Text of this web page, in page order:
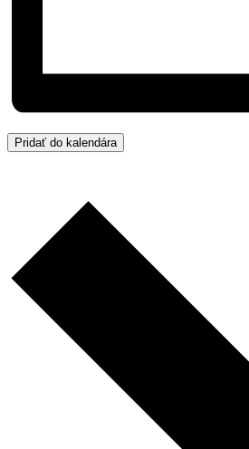
Pridať do kalendára